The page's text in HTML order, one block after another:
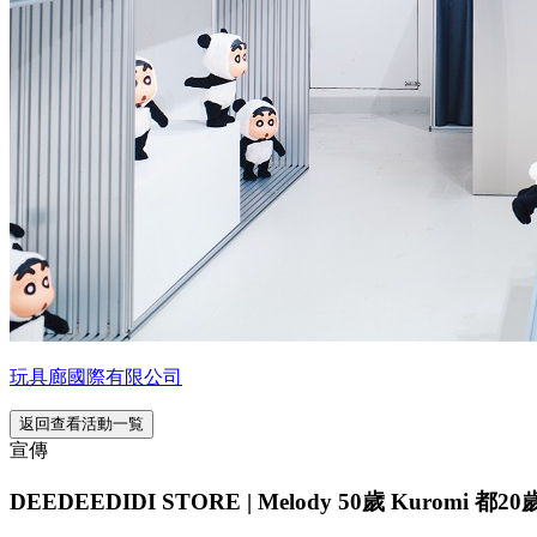
玩具廊國際有限公司
返回查看活動一覧
宣傳
DEEDEEDIDI STORE | Melody 50歲 Kuromi 都20